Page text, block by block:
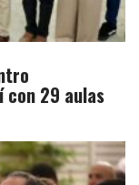
con 29 aulas